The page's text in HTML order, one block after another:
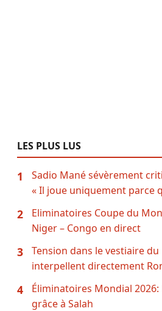
LES PLUS LUS
1
Sadio Mané sévèrement
« Il joue uniquement parce
2
Eliminatoires Coupe du
Niger – Congo en direct
3
Tension dans le vestiaire
interpellent directement
4
Éliminatoires Mondial 2026:
grâce à Salah